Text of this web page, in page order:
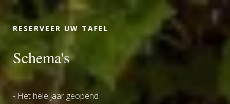
RESERVEER UW TAFEL
Schema's
- Het hele jaar geopend